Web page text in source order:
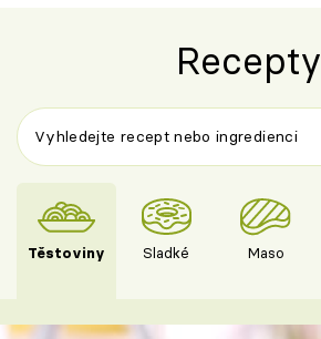
Recepty
Těstoviny Sladké Maso